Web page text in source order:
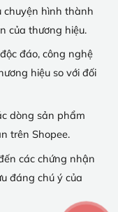
chuyện hình thành
của thương hiệu.
đáo, công nghệ
hiệu so với đối
dòng sản phẩm
trên Shopee.
các chứng nhận
đáng chú ý của